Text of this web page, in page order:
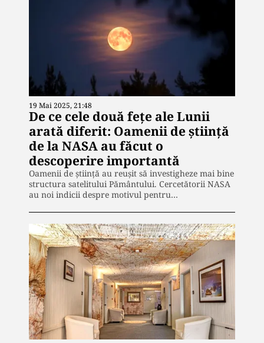
19 Mai 2025, 21:48
De ce cele două fețe ale Lunii
arată diferit: Oamenii de știință
de la NASA au făcut o
descoperire importantă
Oamenii de știință au reușit să investigheze mai bine
structura satelitului Pământului. Cercetătorii NASA
au noi indicii despre motivul pentru…